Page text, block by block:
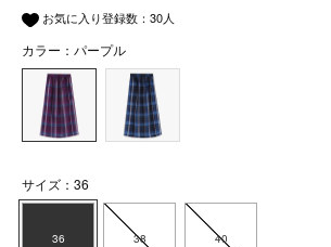
お気に入り登録数： 30人
カラー：パープル
サイズ：36
36 38 40